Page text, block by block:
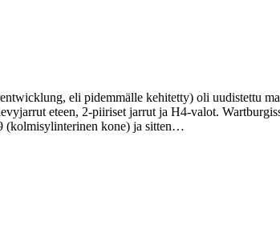
eli pidemmälle kehitetty) oli uudistettu
eteen, 2-piiriset jarrut ja H4-valot.
(kolmisylinterinen kone) ja sitten…